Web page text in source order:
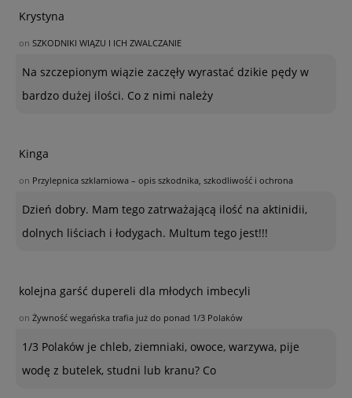
Krystyna
on SZKODNIKI WIĄZU I ICH ZWALCZANIE
Na szczepionym wiązie zaczęły wyrastać dzikie pędy w
bardzo dużej ilości. Co z nimi należy
Kinga
on Przylepnica szklarniowa – opis szkodnika, szkodliwość i ochrona
Dzień dobry. Mam tego zatrważającą ilość na aktinidii,
dolnych liściach i łodygach. Multum tego jest!!!
kolejna garść dupereli dla młodych imbecyli
on Żywność wegańska trafia już do ponad 1/3 Polaków
1/3 Polaków je chleb, ziemniaki, owoce, warzywa, pije
wodę z butelek, studni lub kranu? Co